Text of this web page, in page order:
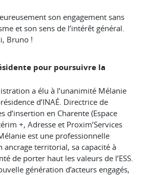
son engagement sans
et son sens de l’intérêt général.
Bruno !
pour poursuivre la
a élu à l’unanimité Mélanie
d’INAÉ. Directrice de
d’insertion en Charente (Espace
+, Adresse et Proxim’Services
est une professionnelle
ancrage territorial, sa capacité à
de porter haut les valeurs de l’ESS.
génération d’acteurs engagés,